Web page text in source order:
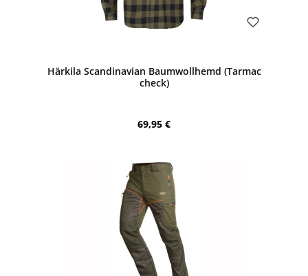
Härkila Scandinavian Baumwollhemd (Tarmac
check)
Regulärer Preis:
69,95 €